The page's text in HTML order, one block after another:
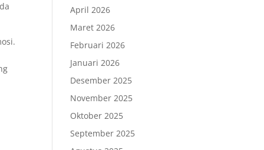
April 2026
Maret 2026
Februari 2026
Januari 2026
Desember 2025
November 2025
Oktober 2025
September 2025